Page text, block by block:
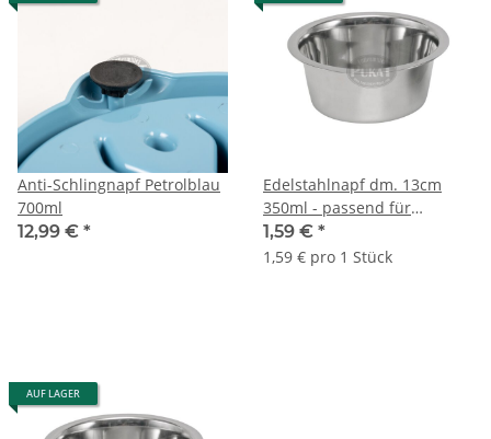
Anti-Schlingnapf Petrolblau
700ml
12,99 € *
Edelstahlnapf dm. 13cm
350ml - passend für
Wendeplatten
1,59 € *
1,59 € pro 1 Stück
AUF LAGER